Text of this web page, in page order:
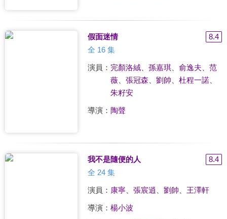
假面迷情
8.4
全 16 集
演員： 完顏洛絨、 孫嘉琪、 俞逸夫
范
薇、 張冠森 劉帥 杜程一諾、
朱籽安
導演： 陶聲
我不是隨便的人
8.4
全 24 集
演員： 康寧、 張宸逍 劉帥 王澤軒
導演： 楊小波